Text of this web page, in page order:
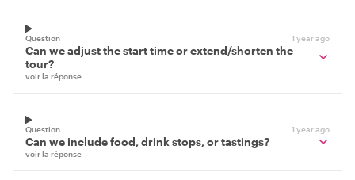
Question 1 year ago
Can we adjust the start time or extend/shorten the
tour?
voir la réponse
Question 1 year ago
Can we include food, drink stops, or tastings?
voir la réponse